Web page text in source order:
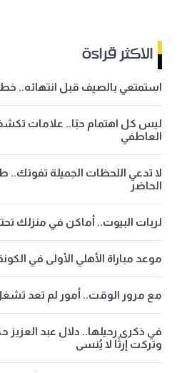
الاكثر قراءة
استمتعي بالصيف قبل انتهائه..
ليس كل اهتمام حبًا.. علامات
العاطفي
لا تدعي اللحظات الجميلة
الحاضر
لربات البيوت.. أماكن في منزلك
موعد مباراة الأهلي الأولى في
مع مرور الوقت.. أمور لم تعد تشغل
في ذكرى رحيلها.. دلال عبد العزيز
وتركت إرثًا لا يُنسى